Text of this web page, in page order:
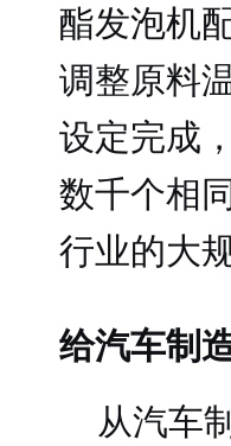
酯发泡机
调整原料
设定完成
数千个相
行业的大
给汽车制
从汽车